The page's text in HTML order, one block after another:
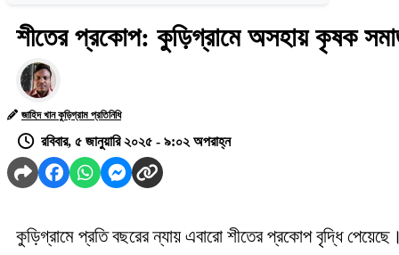
শীতের প্রকোপ: কুড়িগ্রামে অসহায় কৃষক
জাহিদ খান কুড়িগ্রাম প্রতিনিধি
রবিবার, ৫ জানুয়ারি ২০২৫ - ৯:০২ অপরাহ্ন
কুড়িগ্রামে প্রতি বছরের ন্যায় এবারো শীতের প্রকোপ বৃদ্ধি